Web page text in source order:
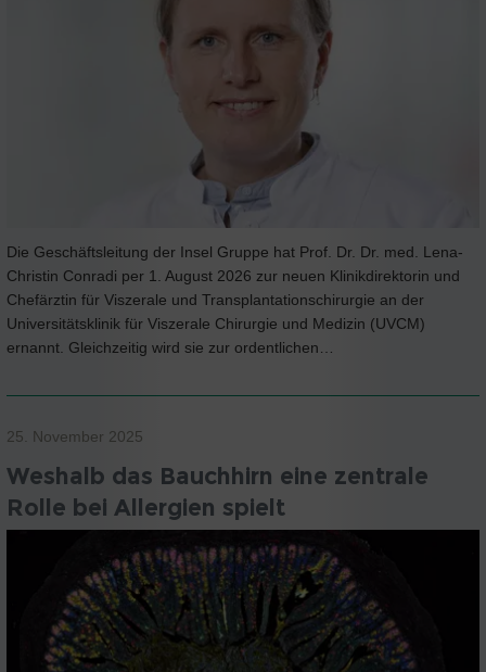
Die Geschäftsleitung der Insel Gruppe hat Prof. Dr. Dr. med. Lena-
Christin Conradi per 1. August 2026 zur neuen Klinikdirektorin und
Chefärztin für Viszerale und Transplantationschirurgie an der
Universitätsklinik für Viszerale Chirurgie und Medizin (UVCM)
ernannt. Gleichzeitig wird sie zur ordentlichen…
25. November 2025
Weshalb das Bauchhirn eine zentrale
Rolle bei Allergien spielt